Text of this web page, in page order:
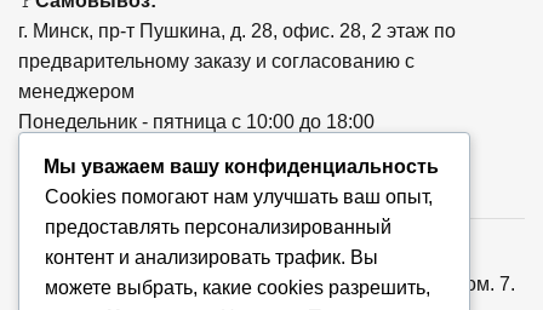
г. Минск, пр-т Пушкина, д. 28, офис. 28, 2 этаж по
предварительному заказу и согласованию с
менеджером
Понедельник - пятница с 10:00 до 18:00
ООО «Ваша тема», УНП: 193779018, Республика
Беларусь, 220073, г. Минск, ул. Скрыганова, д.6, пом. 7.
Мы уважаем вашу конфиденциальность
Cookies помогают нам улучшать ваш опыт,
предоставлять персонализированный
контент и анализировать трафик. Вы
можете выбрать, какие cookies разрешить,